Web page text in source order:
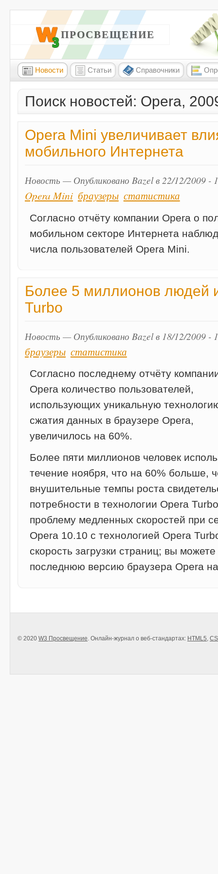
W3 ПРОСВЕЩЕНИЕ
Новости Статьи Справочники
Поиск новостей: Opera,
Opera Mini увеличивает
мобильного Интернета
Новость — Опубликовано Bazel в 22/12/2009 -
Opera Mini браузеры статистика
Согласно отчёту компании Opera о
мобильном секторе Интернета
числа пользователей Opera Mini.
Более 5 миллионов людей
Turbo
Новость — Опубликовано Bazel в 18/12/2009 -
браузеры статистика
Согласно последнему отчёту
Opera количество пользователей,
использующих уникальную
сжатия данных в браузере Opera,
увеличилось на 60%.
Более пяти миллионов человек
течение ноября, что на 60% больше,
внушительные темпы роста
потребности в технологии Opera
проблему медленных скоростей при
Opera 10.10 с технологией Opera
скорость загрузки страниц; вы
последнюю версию браузера Opera
© 2020 W3 Просвещение . Онлайн-журнал о веб-стандартах: HTML5